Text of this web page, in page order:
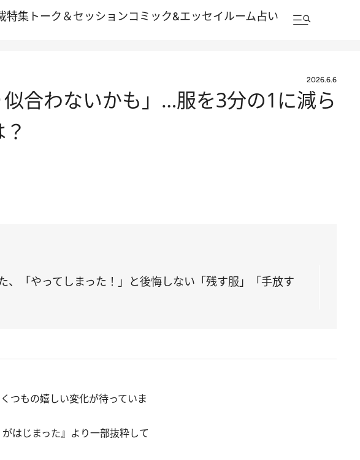
特集 トーク＆セッションコミック&エッセイルーム占い
2026.6.6
合わないかも」…服を3分の1に減ら
「やってしまった！」と後悔しない「残す服」「手放す
つもの嬉しい変化が待っていま
はじまった』 より一部抜粋して